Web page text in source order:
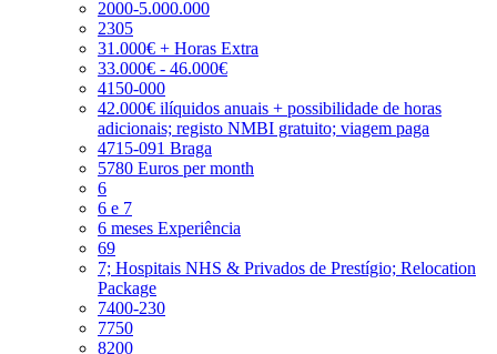
2000-5.000.000
2305
31.000€ + Horas Extra
33.000€ - 46.000€
4150-000
42.000€ ilíquidos anuais + possibilidade de horas
adicionais; registo NMBI gratuito; viagem paga
4715-091 Braga
5780 Euros per month
6
6 e 7
6 meses Experiência
69
7; Hospitais NHS & Privados de Prestígio; Relocation
Package
7400-230
7750
8200